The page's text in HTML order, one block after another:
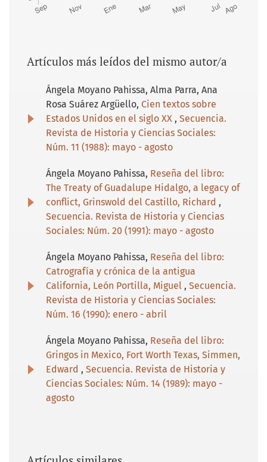
Artículos más leídos del mismo autor/a
Ángela Moyano Pahissa, Alma Parra, Ana
Rosa Suárez Argüello, Cien textos sobre
Estados Unidos en el siglo XX , Secuencia.
Revista de Historia y Ciencias Sociales:
Núm. 11 (1988): mayo - agosto
Ángela Moyano Pahissa, Reseña del libro:
The Treaty of Guadalupe Hidalgo, a legacy of
conflict, Grinswold del Castillo, Richard ,
Secuencia. Revista de Historia y Ciencias
Sociales: Núm. 20 (1991): mayo - agosto
Ángela Moyano Pahissa, Reseña del libro:
Catrografía y crónica de la antigua
California, León Portilla, Miguel , Secuencia.
Revista de Historia y Ciencias Sociales:
Núm. 16 (1990): enero - abril
Ángela Moyano Pahissa, Reseña del libro:
Gringos in Mexico, Fort Worth Texas, Simmen,
Edward , Secuencia. Revista de Historia y
Ciencias Sociales: Núm. 14 (1989): mayo -
agosto